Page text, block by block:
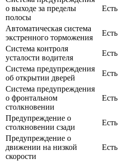
о выходе за пределы
полосы
Есть
Автоматическая система
экстренного торможения
Есть
Система контроля
усталости водителя
Есть
Система предупреждения
об открытии дверей
Есть
Система предупреждения
о фронтальном
столкновении
Есть
Предупреждение о
столкновении сзади
Есть
Предупреждение о
движении на низкой
скорости
Есть